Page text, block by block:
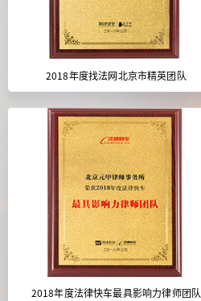
2018年度找法网北京市精英团队
2018年度法律快车最具影响力律师团队